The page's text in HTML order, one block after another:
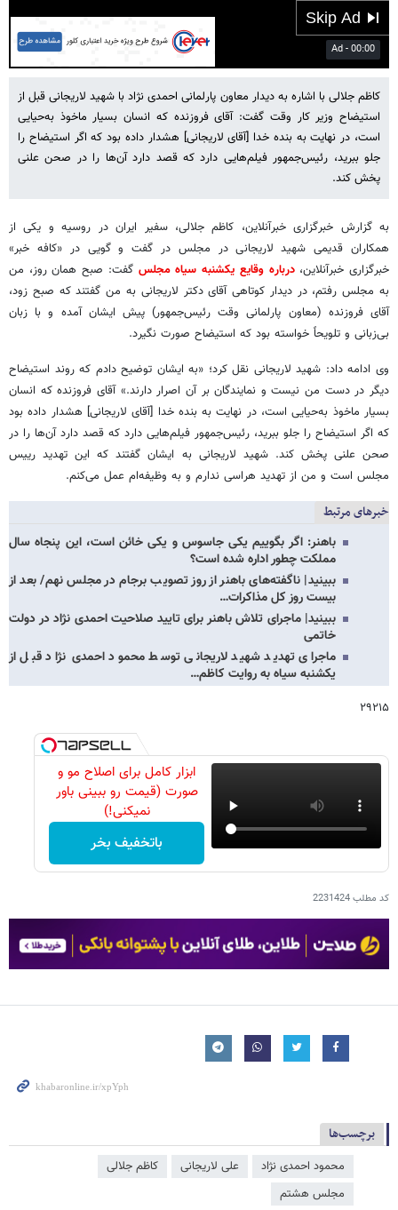
Play
01:39
Mute
Settings
PIP
Enter
کاظم جلالی با اشاره به دیدار معاون پارلمانی احمدی نژاد با شهید لاریجانی قبل از
استیضاح وزیر کار وقت گفت: آقای فروزنده که انسان بسیار ماخوذ به‌حیایی
است، در نهایت به بنده خدا [آقای لاریجانی] هشدار داده بود که اگر استیضاح را
جلو ببرید، رئیس‌جمهور فیلم‌هایی دارد که قصد دارد آن‌ها را در صحن علنی
پخش کند.
به گزارش خبرگزاری خبرآنلاین، کاظم جلالی، سفیر ایران در روسیه و یکی از
همکاران قدیمی شهید لاریجانی در مجلس در گفت و گویی در «کافه خبر»
خبرگزاری خبرآنلاین،درباره وقایع یکشنبه سیاه مجلسگفت: صبح همان روز، من
به مجلس رفتم، در دیدار کوتاهی آقای دکتر لاریجانی به من گفتند که صبح زود،
آقای فروزنده (معاون پارلمانی وقت رئیس‌جمهور) پیش ایشان آمده و با زبان
بی‌زبانی و تلویحاً خواسته بود که استیضاح صورت نگیرد.
وی ادامه داد: شهید لاریجانی نقل کرد؛ «به ایشان توضیح دادم که روند استیضاح
دیگر در دست من نیست و نمایندگان بر آن اصرار دارند.» آقای فروزنده که انسان
بسیار ماخوذ به‌حیایی است، در نهایت به بنده خدا [آقای لاریجانی] هشدار داده بود
که اگر استیضاح را جلو ببرید، رئیس‌جمهور فیلم‌هایی دارد که قصد دارد آن‌ها را در
صحن علنی پخش کند. شهید لاریجانی به ایشان گفتند که این تهدید رییس
مجلس است و من از تهدید هراسی ندارم و به وظیفه‌ام عمل می‌کنم.
خبرهای مرتبط
باهنر: اگر بگوییم یکی جاسوس و یکی خائن است، این پنجاه سال
مملکت چطور اداره شده است؟
ببینید| ناگفته‌های باهنر از روز تصویب برجام در مجلس نهم/ بعد از
بیست روز کل مذاکرات…
ببینید| ماجرای تلاش باهنر برای تایید صلاحیت احمدی نژاد در دولت
خاتمی
ماجرای تهدید شهید لاریجانی توسط محمود احمدی‌ نژاد قبل از
یکشنبه سیاه به روایت کاظم…
۲۹۲۱۵
ابزار کامل برای اصلاح مو و
صورت (قیمت رو ببینی باور
نمیکنی!)
باتخفیف بخر
کد مطلب2231424
برچسب‌ها
محمود احمدی ‌نژاد علی لاریجانی
کاظم جلالی
مجلس هشتم